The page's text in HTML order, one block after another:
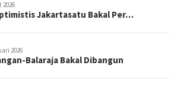
2026
Jakartasatu Bakal Per…
2026
Balaraja Bakal Dibangun